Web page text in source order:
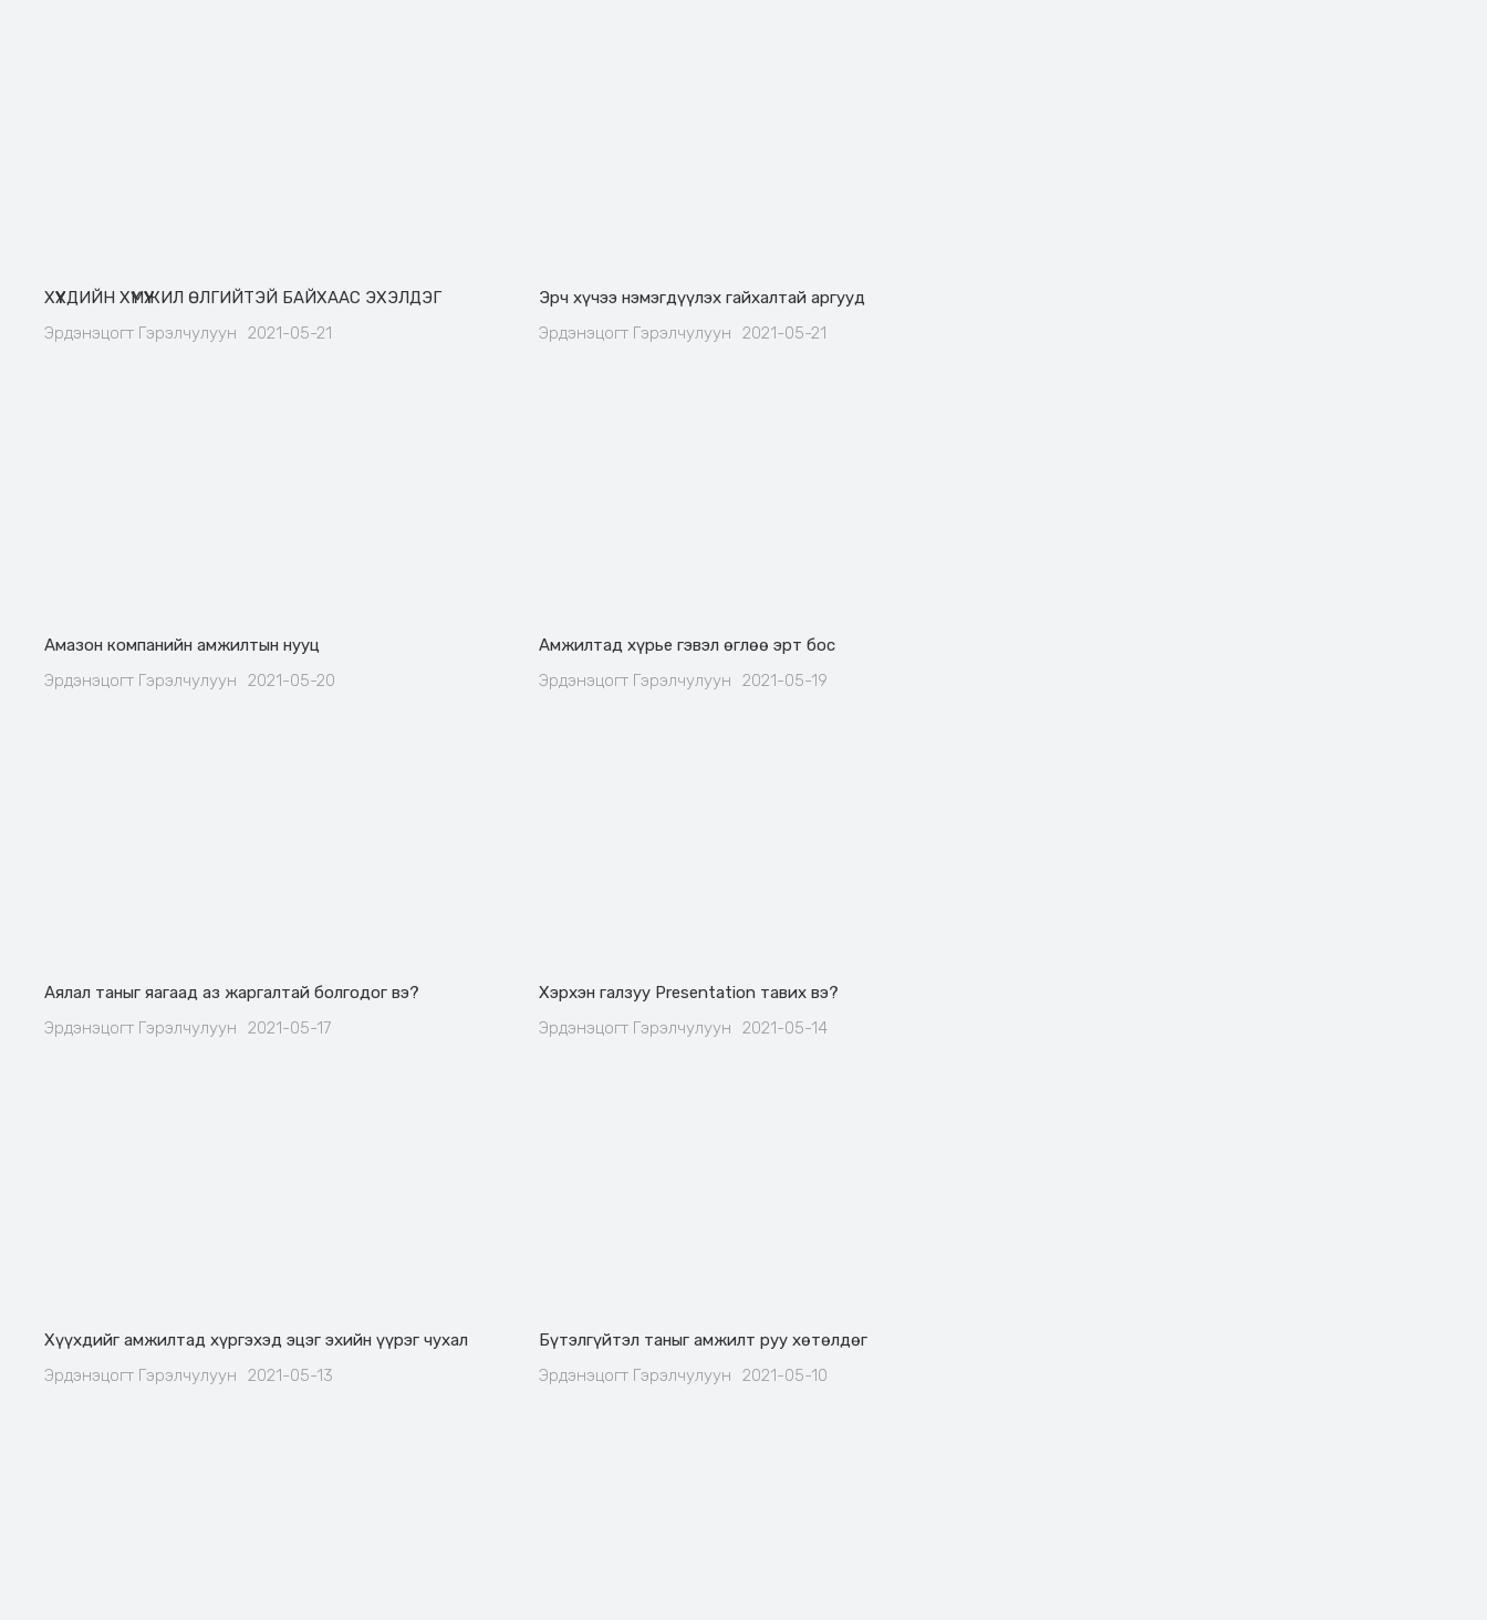
ХҮҮХДИЙН ХҮМҮҮЖИЛ ӨЛГИЙТЭЙ БАЙХААС ЭХЭЛДЭГ
Эрдэнэцогт Гэрэлчулуун
2021-05-21
Эрч хүчээ нэмэгдүүлэх гайхалтай аргууд
Эрдэнэцогт Гэрэлчулуун
2021-05-21
Амазон компанийн амжилтын нууц
Эрдэнэцогт Гэрэлчулуун
2021-05-20
Амжилтад хүрье гэвэл өглөө эрт бос
Эрдэнэцогт Гэрэлчулуун
2021-05-19
Аялал таныг яагаад аз жаргалтай болгодог вэ?
Эрдэнэцогт Гэрэлчулуун
2021-05-17
Хэрхэн галзуу Presentation тавих вэ?
Эрдэнэцогт Гэрэлчулуун
2021-05-14
Хүүхдийг амжилтад хүргэхэд эцэг эхийн үүрэг чухал
Эрдэнэцогт Гэрэлчулуун
2021-05-13
Бүтэлгүйтэл таныг амжилт руу хөтөлдөг
Эрдэнэцогт Гэрэлчулуун
2021-05-10